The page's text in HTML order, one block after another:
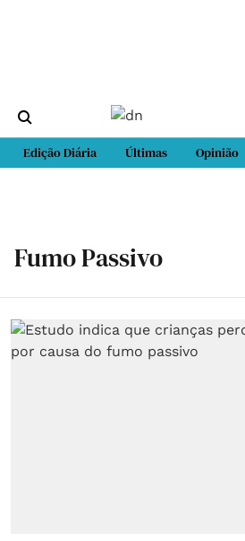
Edição Diária Últimas Opinião
Fumo Passivo